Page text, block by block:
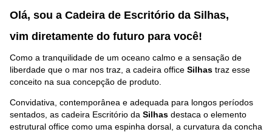
Olá, sou a Cadeira de Escritório da Silhas,
vim diretamente do futuro para você!
Como a tranquilidade de um oceano calmo e a sensação de
liberdade que o mar nos traz, a cadeira office Silhas traz esse
conceito na sua concepção de produto.
Convidativa, contemporânea e adequada para longos períodos
sentados, as cadeira Escritório da Silhas destaca o elemento
estrutural office como uma espinha dorsal, a curvatura da concha